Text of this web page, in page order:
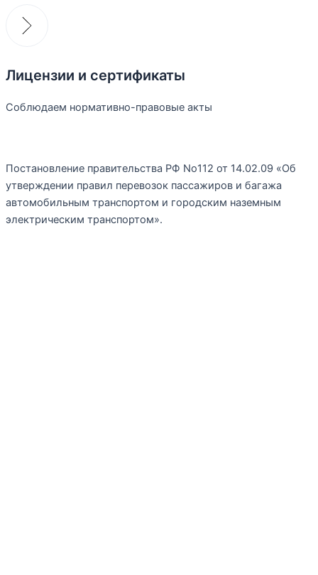
Лицензии и сертификаты
Соблюдаем нормативно-правовые акты
Постановление правительства РФ No112 от 14.02.09 «Об
утверждении правил перевозок пассажиров и багажа
автомобильным транспортом и городским наземным
электрическим транспортом».